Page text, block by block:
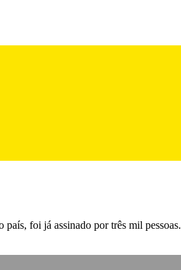
foi já assinado por três mil pessoas.